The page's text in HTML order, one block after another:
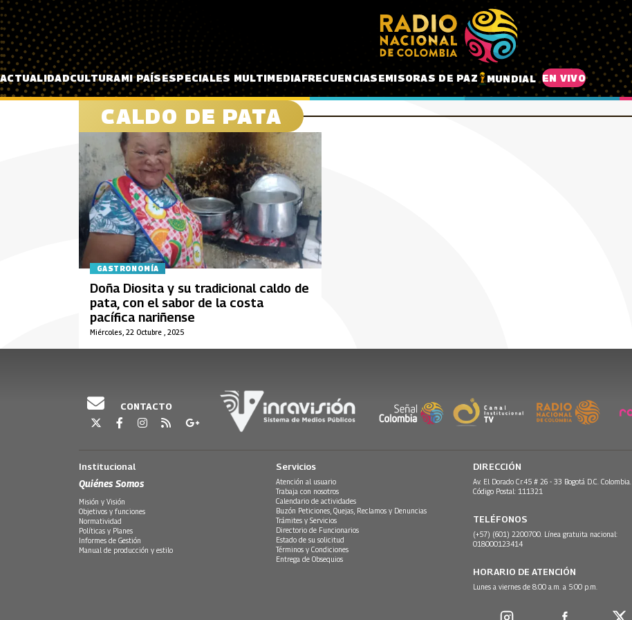
Pasar al contenido principal
ACTUALIDADCULTURAMI PAÍSESPECIALES MULTIMEDIAFRECUENCIASEMISORAS DE PAZ MUNDIAL EN VIVO
CALDO DE PATA
GASTRONOMÍA
Miércoles, 22 Octubre , 2025
Doña Diosita y su tradicional caldo de
pata, con el sabor de la costa
pacífica nariñense
CONTACTO
Institucional
Quiénes Somos
Misión y Visión
Objetivos y funciones
Normatividad
Políticas y Planes
Informes de Gestión
Manual de producción y estilo
Servicios
Atención al usuario
Trabaja con nosotros
Calendario de actividades
Buzón Peticiones, Quejas, Reclamos y Denuncias
Trámites y Servicios
Directorio de Funcionarios
Estado de su solicitud
Términos y Condiciones
Entrega de Obsequios
DIRECCIÓN
Av. El Dorado Cr.45 # 26 - 33 Bogotá D.C. Colombia.
Código Postal: 111321
TELÉFONOS
(+57) (601) 2200700. Línea gratuita nacional:
018000123414
HORARIO DE ATENCIÓN
Lunes a viernes de 8:00 a.m. a 5:00 p.m.